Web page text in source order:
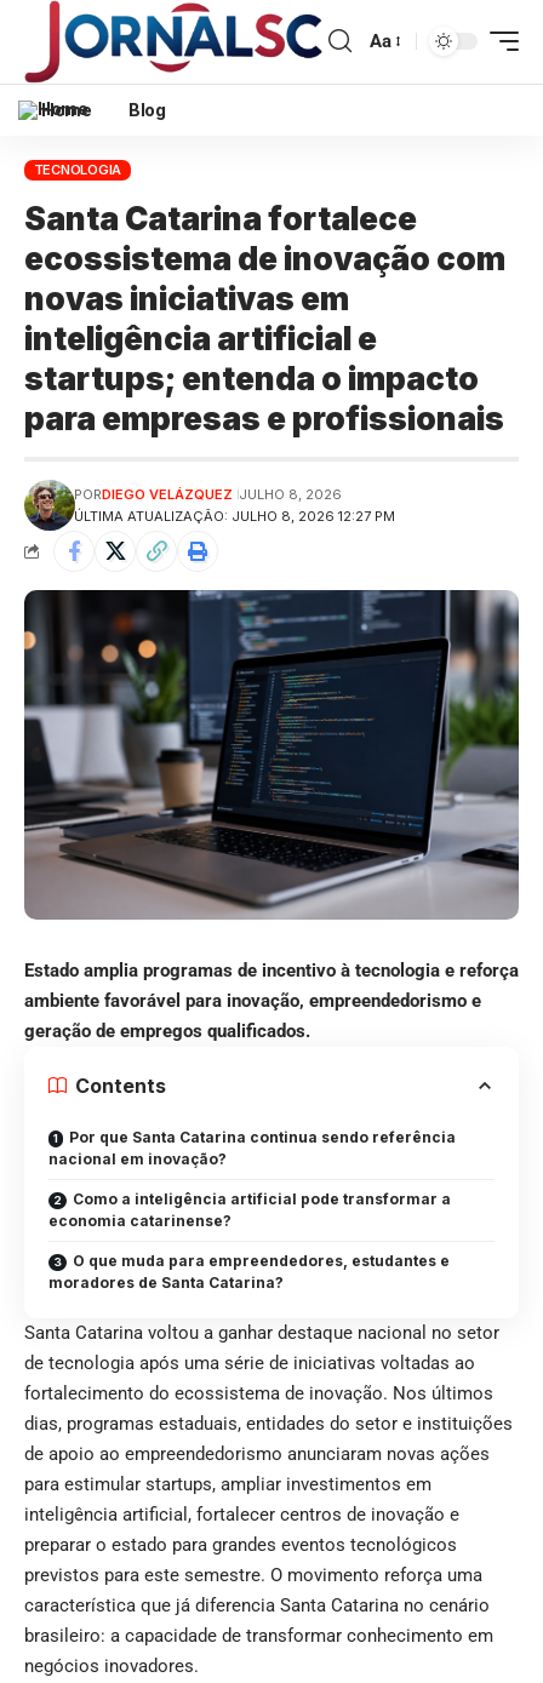
Aa
Home Blog
TECNOLOGIA
Santa Catarina fortalece
ecossistema de inovação com
novas iniciativas em
inteligência artificial e
startups; entenda o impacto
para empresas e profissionais
ÚLTIMA ATUALIZAÇÃO: JULHO 8, 2026 12:27 PM
PORDIEGO VELÁZQUEZ JULHO 8, 2026
Estado amplia programas de incentivo à tecnologia e reforça
ambiente favorável para inovação, empreendedorismo e
geração de empregos qualificados.
Contents
Por que Santa Catarina continua sendo referência
nacional em inovação?
Como a inteligência artificial pode transformar a
economia catarinense?
O que muda para empreendedores, estudantes e
moradores de Santa Catarina?
Santa Catarina voltou a ganhar destaque nacional no setor
de tecnologia após uma série de iniciativas voltadas ao
fortalecimento do ecossistema de inovação. Nos últimos
dias, programas estaduais, entidades do setor e instituições
de apoio ao empreendedorismo anunciaram novas ações
para estimular startups, ampliar investimentos em
inteligência artificial, fortalecer centros de inovação e
preparar o estado para grandes eventos tecnológicos
previstos para este semestre. O movimento reforça uma
característica que já diferencia Santa Catarina no cenário
brasileiro: a capacidade de transformar conhecimento em
negócios inovadores.